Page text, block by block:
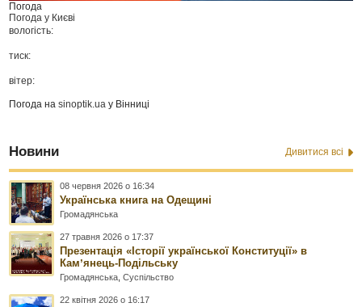
Погода
Погода у Києві
вологість:
тиск:
вітер:
Погода наsinoptik.ua у Вінниці
Новини Дивитися всі
08 червня 2026 о 16:34
Українська книга на Одещині
Громадянська
27 травня 2026 о 17:37
Презентація «Історії української Конституції» в
Камʼянець-Подільську
Громадянська ,Суспільство
22 квітня 2026 о 16:17